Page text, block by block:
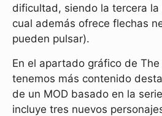
dificultad, siendo la tercera
cual además ofrece flechas
pueden pulsar).
En el apartado gráfico de The
tenemos más contenido
de un MOD basado en la
incluye tres nuevos